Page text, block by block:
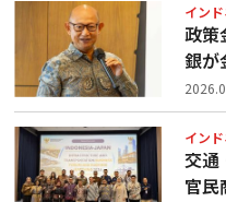
イン
政策
銀が
イン
交通
官民